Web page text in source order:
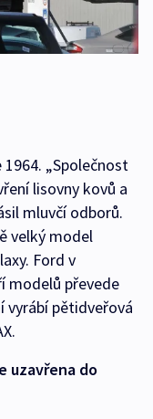
„Společnost
lisovny kovů a
mluvčí odborů.
velký model
Ford v
modelů převede
vyrábí pětidveřová
uzavřena do